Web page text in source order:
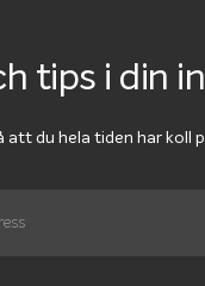
tips i din
att du hela tiden har koll